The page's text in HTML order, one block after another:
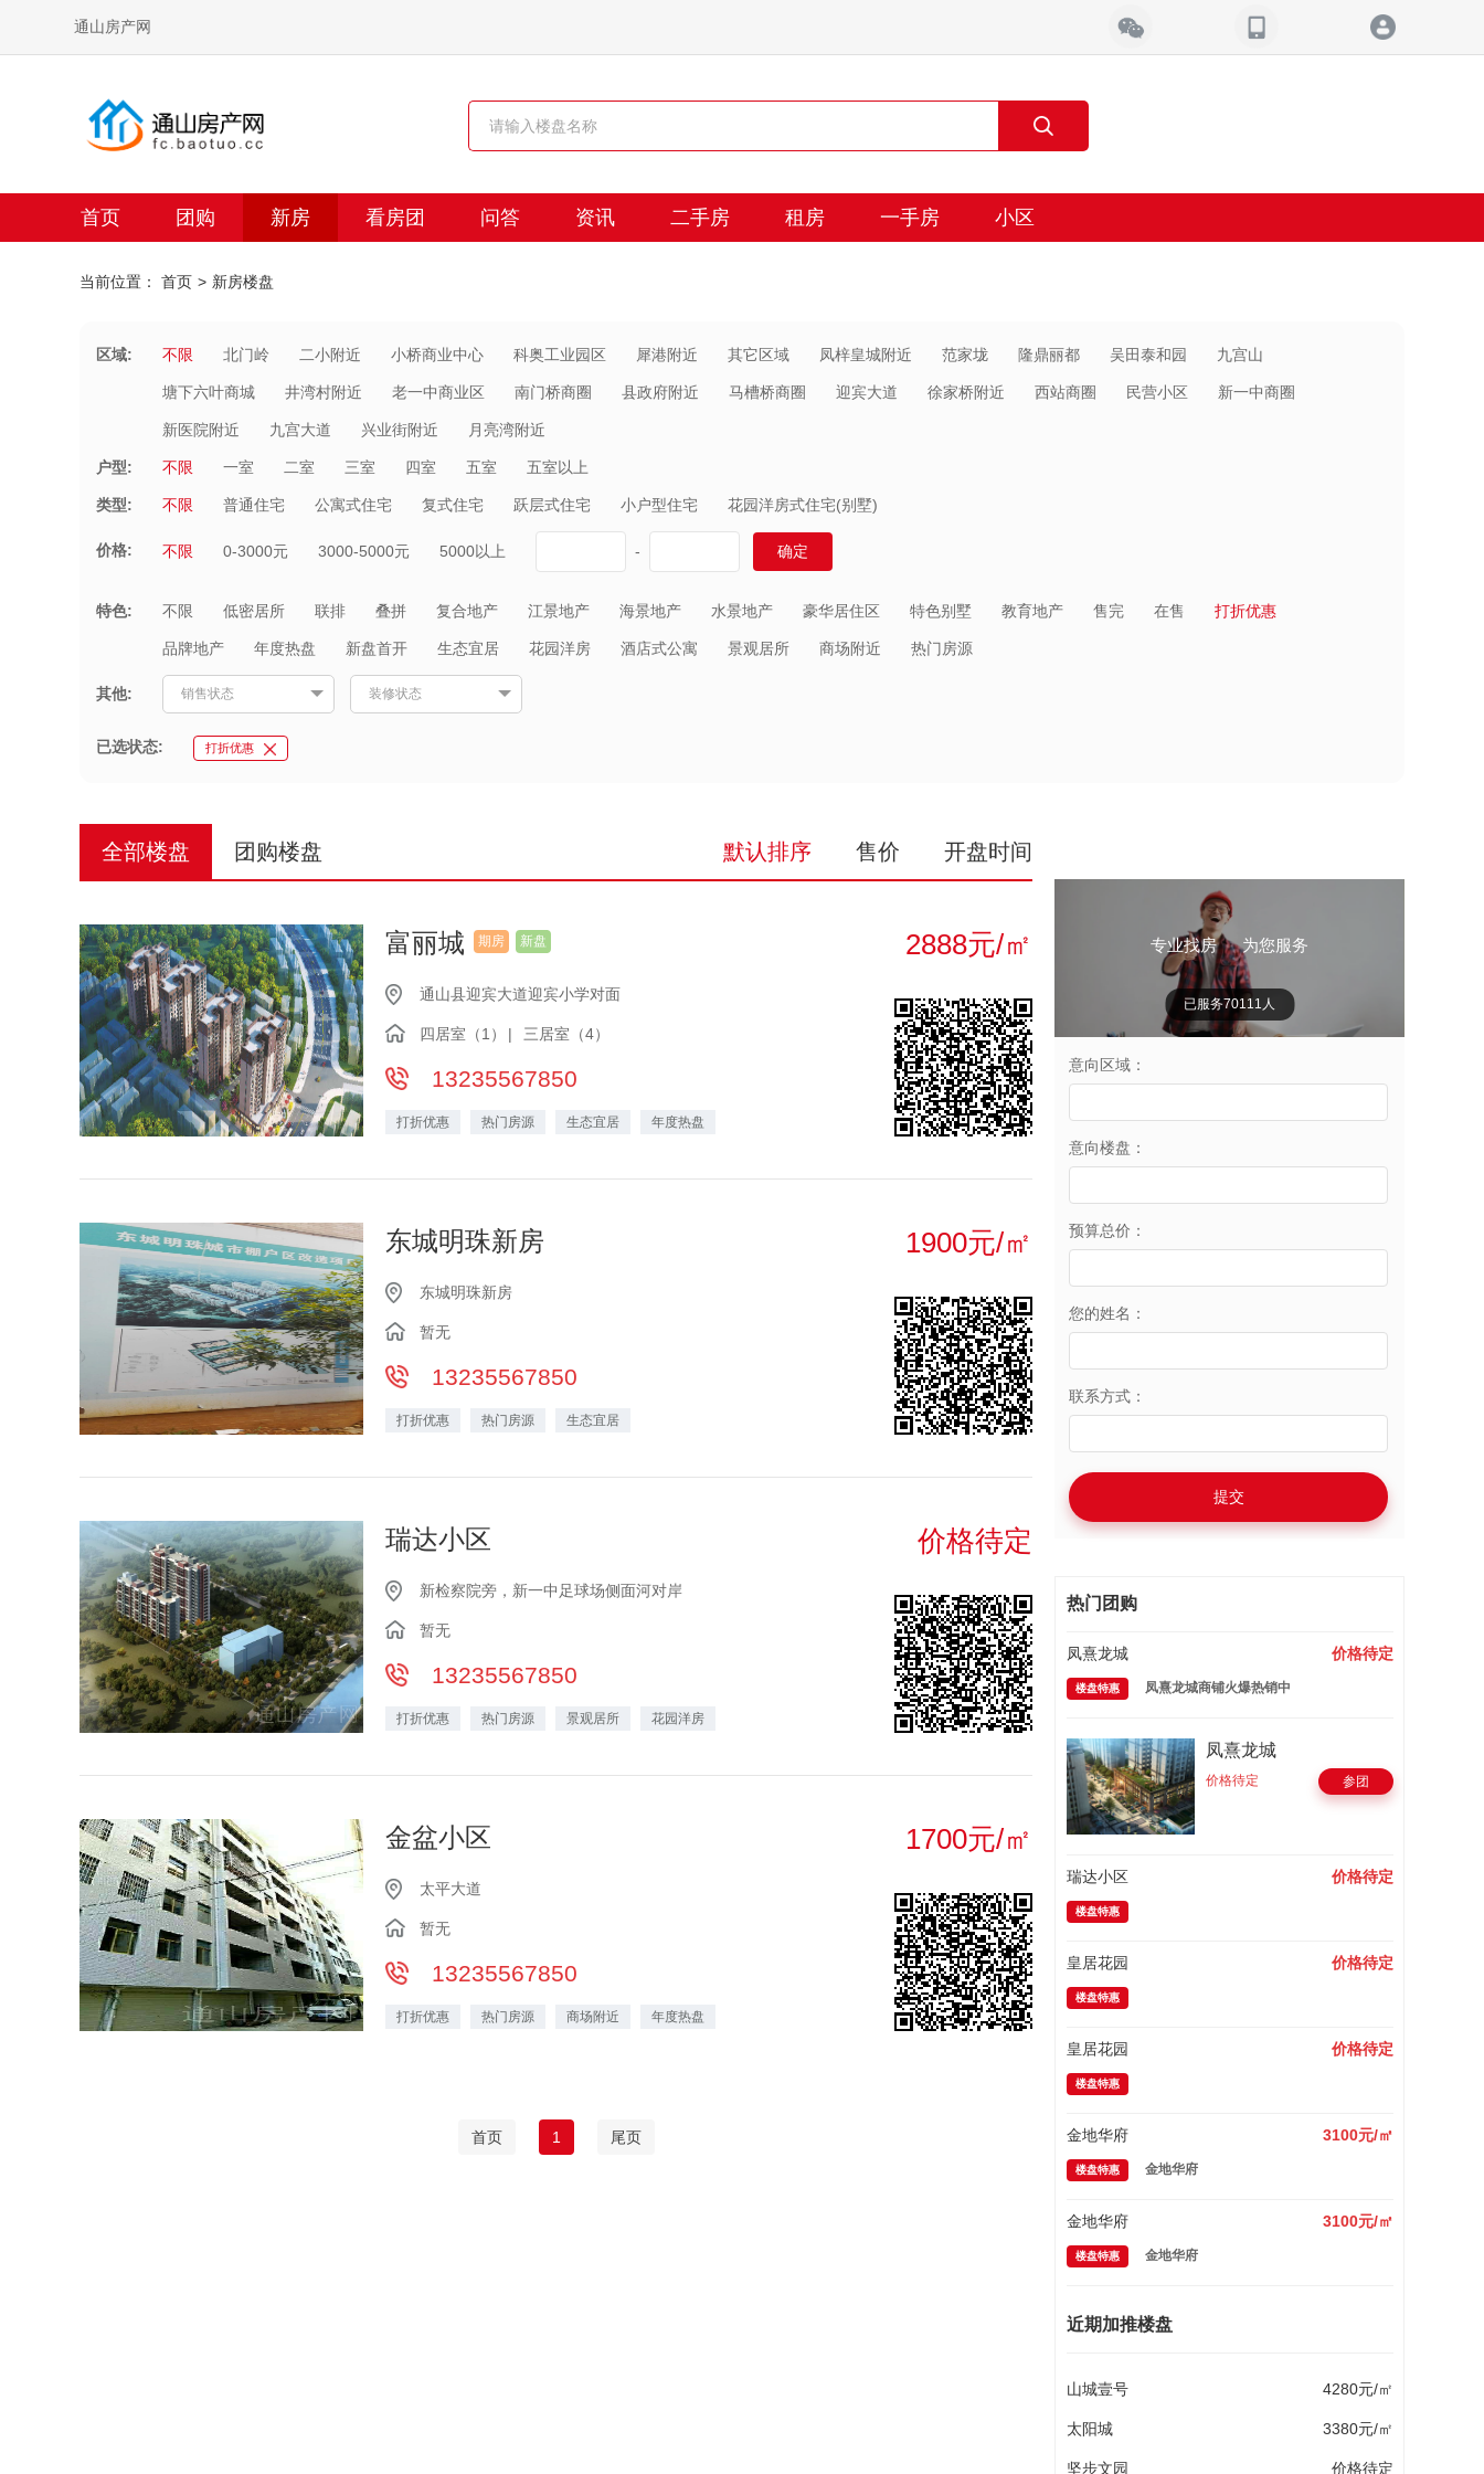
通山房产网
首页 团购 新房 看房团 问答 资讯 二手房 租房 一手房 小区
当前位置： 首页 新房楼盘
区域: 不限 北门岭 二小附近 小桥商业中心 科奥工业园区 犀港附近 其它区域 凤梓皇城附近 范家垅 隆鼎丽都 吴田泰和园 九宫山
塘下六叶商城 井湾村附近 老一中商业区 南门桥商圈 县政府附近 马槽桥商圈 迎宾大道 徐家桥附近 西站商圈 民营小区 新一中商圈
新医院附近 九宫大道 兴业街附近 月亮湾附近
户型: 不限 一室 二室 三室 四室 五室 五室以上
类型: 不限 普通住宅 公寓式住宅 复式住宅 跃层式住宅 小户型住宅 花园洋房式住宅(别墅)
价格: 不限 0-3000元 3000-5000元 5000以上 - 确定
特色: 不限 低密居所 联排 叠拼 复合地产 江景地产 海景地产 水景地产 豪华居住区 特色别墅 教育地产 售完 在售 打折优惠
品牌地产 年度热盘 新盘首开 生态宜居 花园洋房 酒店式公寓 景观居所 商场附近 热门房源
其他: 销售状态 装修状态
已选状态: 打折优惠
全部楼盘 团购楼盘 默认排序 售价 开盘时间
富丽城 期房 新盘 2888元/㎡
通山县迎宾大道迎宾小学对面
四居室（1） 三居室（4）
13235567850
打折优惠 热门房源 生态宜居 年度热盘
东城明珠新房 1900元/㎡
东城明珠新房
暂无
13235567850
打折优惠 热门房源 生态宜居
瑞达小区 价格待定
新检察院旁，新一中足球场侧面河对岸
暂无
13235567850
打折优惠 热门房源 景观居所 花园洋房
金盆小区 1700元/㎡
太平大道
暂无
13235567850
打折优惠 热门房源 商场附近 年度热盘
首页 1 尾页
专业找房 为您服务
已服务70111人
意向区域：
意向楼盘：
预算总价：
您的姓名：
联系方式：
提交
热门团购
凤熹龙城 价格待定
楼盘特惠 凤熹龙城商铺火爆热销中
凤熹龙城
价格待定 参团
瑞达小区 价格待定
楼盘特惠
皇居花园 价格待定
楼盘特惠
皇居花园 价格待定
楼盘特惠
金地华府 3100元/㎡
楼盘特惠 金地华府
金地华府 3100元/㎡
楼盘特惠 金地华府
近期加推楼盘
山城壹号 4280元/㎡
太阳城 3380元/㎡
坚步文园 价格待定